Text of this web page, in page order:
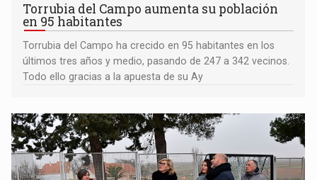
Torrubia del Campo aumenta su población
en 95 habitantes
Torrubia del Campo ha crecido en 95 habitantes en los
últimos tres años y medio, pasando de 247 a 342 vecinos.
Todo ello gracias a la apuesta de su Ay